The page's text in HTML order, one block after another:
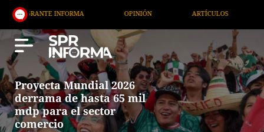
INFORMA OPINIÓN ARTÍCULOS ARTE /
Proyecta Mundial 2026
derrama de hasta 65 mil
mdp para el sector
comercio